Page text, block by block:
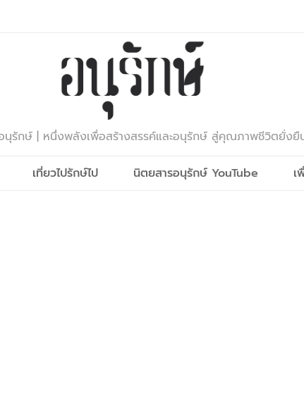
นุรักษ์ | หนึ่งพลังเพื่อสร้างสรรค์และอนุรักษ์ สู่คุณภาพชีวิตยั่งยื
เที่ยวไปรักษ์ไป นิตยสารอนุรักษ์ YouTube เ